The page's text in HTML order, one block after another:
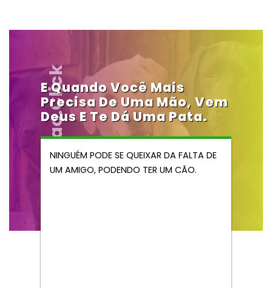
Vendocao.click
E Quando Você Mais
Precisa De Uma Mão, Vem
Deus E Te Dá Uma Pata.
NINGUÉM PODE SE QUEIXAR DA FALTA DE
UM AMIGO, PODENDO TER UM CÃO.